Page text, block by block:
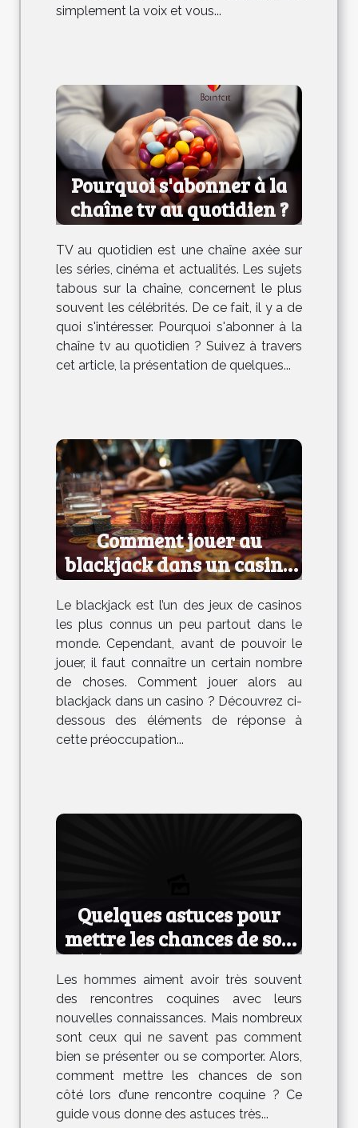
simplement la voix et vous...
Pourquoi s'abonner à la
chaîne tv au quotidien ?
TV au quotidien est une chaîne axée sur
les séries, cinéma et actualités. Les sujets
tabous sur la chaîne, concernent le plus
souvent les célébrités. De ce fait, il y a de
quoi s'intéresser. Pourquoi s'abonner à la
chaîne tv au quotidien ? Suivez à travers
cet article, la présentation de quelques...
Comment jouer au
blackjack dans un casino
?
Le blackjack est l’un des jeux de casinos
les plus connus un peu partout dans le
monde. Cependant, avant de pouvoir le
jouer, il faut connaître un certain nombre
de choses. Comment jouer alors au
blackjack dans un casino ? Découvrez ci-
dessous des éléments de réponse à
cette préoccupation...
Quelques astuces pour
mettre les chances de son
côté lors d’une rencontre
coquine
Les hommes aiment avoir très souvent
des rencontres coquines avec leurs
nouvelles connaissances. Mais nombreux
sont ceux qui ne savent pas comment
bien se présenter ou se comporter. Alors,
comment mettre les chances de son
côté lors d’une rencontre coquine ? Ce
guide vous donne des astuces très...